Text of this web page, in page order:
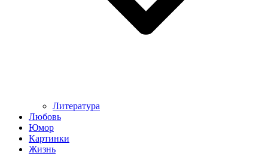
Литература
Любовь
Юмор
Картинки
Жизнь